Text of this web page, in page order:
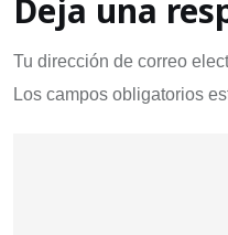
Deja una
Tu dirección de correo
Los campos obligatorios